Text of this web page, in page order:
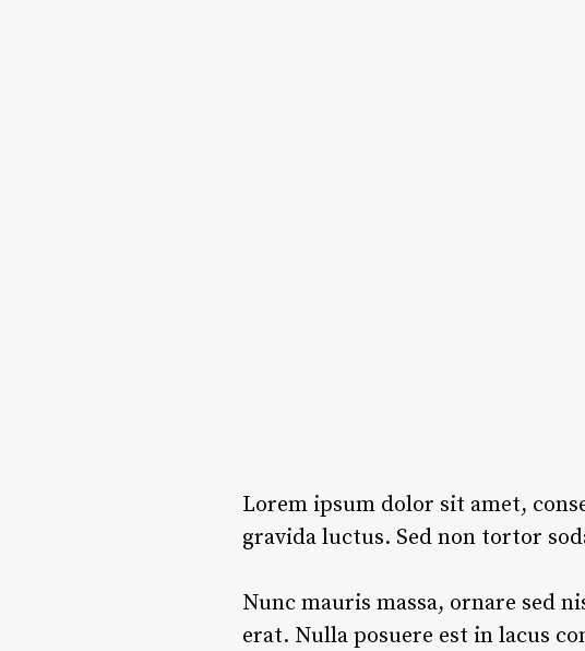
Lorem ipsum dolor sit amet,
gravida luctus. Sed non tortor
Nunc mauris massa, ornare sed
erat. Nulla posuere est in lacus